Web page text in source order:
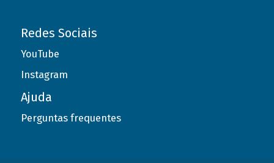
Redes Sociais
YouTube
Instagram
Ajuda
Perguntas frequentes